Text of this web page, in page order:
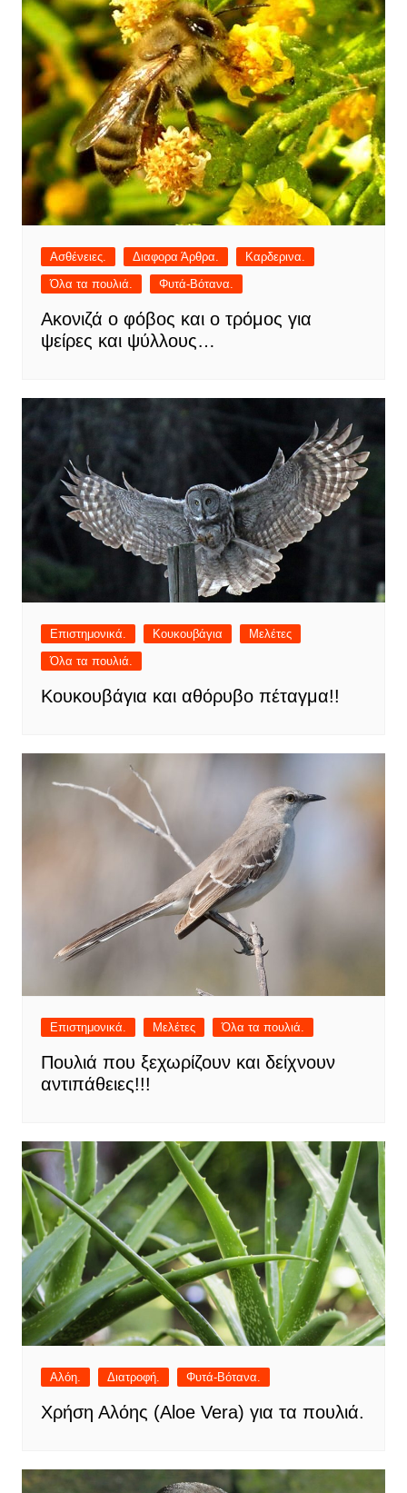
Ασθένειες. Διαφορα Άρθρα.
Καρδερινα.
Όλα τα πουλιά.
Φυτά-Βότανα.
Ακονιζά ο φόβος και ο τρόμος για
ψείρες και ψύλλους…
Επιστημονικά. Κουκουβάγια
Μελέτες
Όλα τα πουλιά.
Κουκουβάγια και αθόρυβο πέταγμα!!
Επιστημονικά. Μελέτες Όλα τα πουλιά.
Πουλιά που ξεχωρίζουν και δείχνουν
αντιπάθειες!!!
Αλόη. Διατροφή. Φυτά-Βότανα.
Χρήση Αλόης (Aloe Vera) για τα πουλιά.